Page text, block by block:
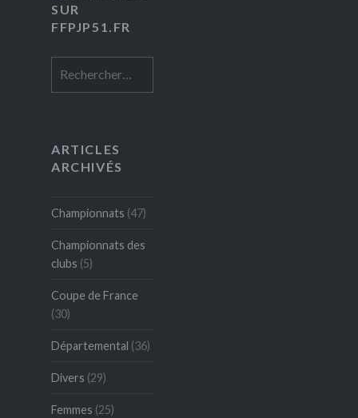
SUR
FFPJP51.FR
ARTICLES
ARCHIVÉS
Championnats (47)
Championnats des
clubs (5)
Coupe de France
(30)
Départemental (36)
Divers (29)
Femmes (25)